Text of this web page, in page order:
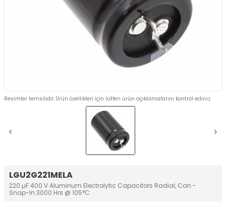
LGU2G221MELA
220 µF 400 V Aluminum Electrolytic Capacitors Radial, Can -
Snap-In 3000 Hrs @ 105°C
Resimler temsilidir Ürün özellikleri için lütfen ürün açıklamalarını kontrol ediniz